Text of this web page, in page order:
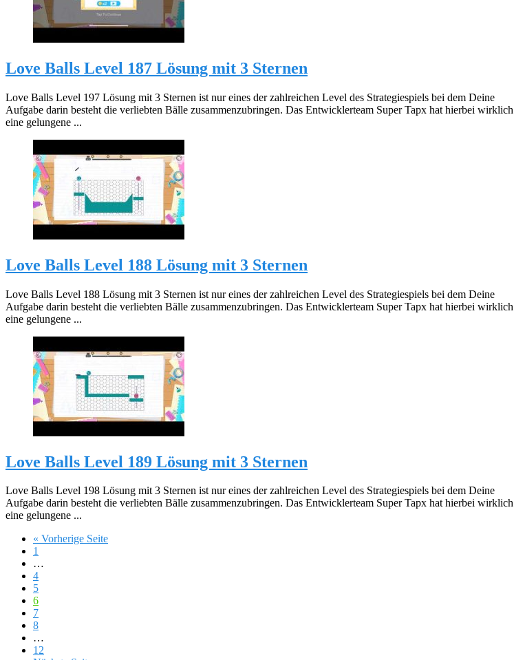
Love Balls Level 187 Lösung mit 3 Sternen
Love Balls Level 197 Lösung mit 3 Sternen ist nur eines der zahlreichen Level des Strategiespiels bei dem Deine
Aufgabe darin besteht die verliebten Bälle zusammenzubringen. Das Entwicklerteam Super Tapx hat hierbei wirklich
eine gelungene ...
Love Balls Level 188 Lösung mit 3 Sternen
Love Balls Level 188 Lösung mit 3 Sternen ist nur eines der zahlreichen Level des Strategiespiels bei dem Deine
Aufgabe darin besteht die verliebten Bälle zusammenzubringen. Das Entwicklerteam Super Tapx hat hierbei wirklich
eine gelungene ...
Love Balls Level 189 Lösung mit 3 Sternen
Love Balls Level 198 Lösung mit 3 Sternen ist nur eines der zahlreichen Level des Strategiespiels bei dem Deine
Aufgabe darin besteht die verliebten Bälle zusammenzubringen. Das Entwicklerteam Super Tapx hat hierbei wirklich
eine gelungene ...
« Vorherige Seite
1
…
4
5
6
7
8
…
12